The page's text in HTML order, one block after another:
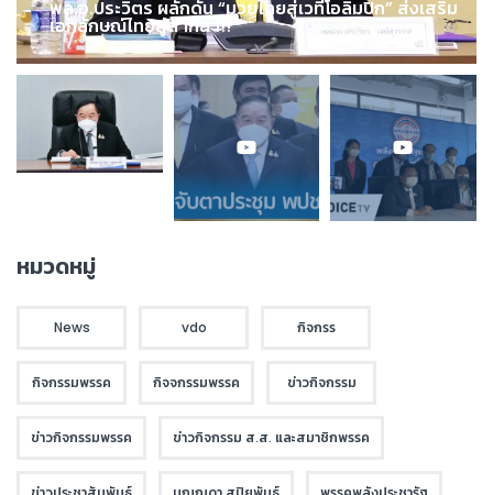
พล.อ.ประวิตร ผลักดัน “มวยไทยสู่เวทีโอลิมปิก” ส่งเสริม
เอกลักษณ์ไทยสู่สากล !!!
หมวดหมู่
News vdo กิจกรร
กิจกรรมพรรค กิจจกรรมพรรค ข่าวกิจกรรม
ข่าวกิจกรรมพรรค ข่าวกิจกรรม ส.ส. และสมาชิกพรรค